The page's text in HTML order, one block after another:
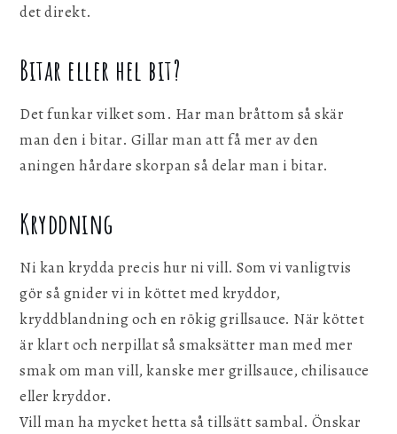
det direkt.
Bitar eller hel bit?
Det funkar vilket som. Har man bråttom så skär
man den i bitar. Gillar man att få mer av den
aningen hårdare skorpan så delar man i bitar.
Kryddning
Ni kan krydda precis hur ni vill. Som vi vanligtvis
gör så gnider vi in köttet med kryddor,
kryddblandning och en rökig grillsauce. När köttet
är klart och nerpillat så smaksätter man med mer
smak om man vill, kanske mer grillsauce, chilisauce
eller kryddor.
Vill man ha mycket hetta så tillsätt sambal. Önskar